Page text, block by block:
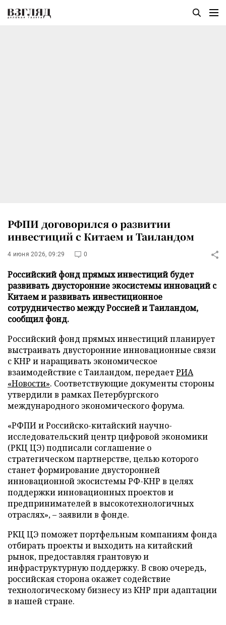
РФПИ договорился о развитии
инвестиций с Китаем и Таиландом
4 июня 2026, 09:29 0
Российский фонд прямых инвестиций будет
развивать двусторонние экосистемы инноваций с
Китаем и развивать инвестиционное
сотрудничество между Россией и Таиландом,
сообщил фонд.
Российский фонд прямых инвестиций планирует
выстраивать двусторонние инновационные связи
с КНР и наращивать экономическое
взаимодействие с Таиландом, передаетРИА
«Новости». Соответствующие документы стороны
утвердили в рамках Петербургского
международного экономического форума.
«РФПИ и Российско-китайский научно-
исследовательский центр цифровой экономики
(РКЦ ЦЭ) подписали соглашение о
стратегическом партнерстве, целью которого
станет формирование двусторонней
инновационной экосистемы РФ-КНР в целях
поддержки инновационных проектов и
предпринимателей в высокотехнологичных
отраслях», – заявили в фонде.
РКЦ ЦЭ поможет портфельным компаниям фонда
отбирать проекты и выходить на китайский
рынок, предоставляя грантовую и
инфраструктурную поддержку. В свою очередь,
российская сторона окажет содействие
технологическому бизнесу из КНР при адаптации
в нашей стране.